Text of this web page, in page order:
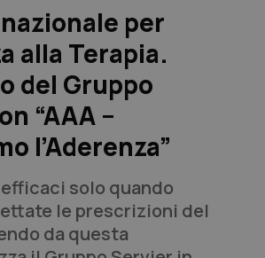
per
alla Terapia.
del Gruppo
“AAA –
l’Aderenza”
solo quando
le prescrizioni del
da questa